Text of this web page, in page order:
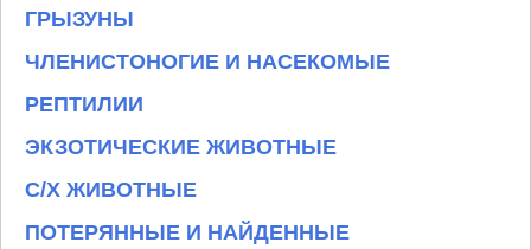
ГРЫЗУНЫ
ЧЛЕНИСТОНОГИЕ И НАСЕКОМЫЕ
РЕПТИЛИИ
ЭКЗОТИЧЕСКИЕ ЖИВОТНЫЕ
С/Х ЖИВОТНЫЕ
ПОТЕРЯННЫЕ И НАЙДЕННЫЕ